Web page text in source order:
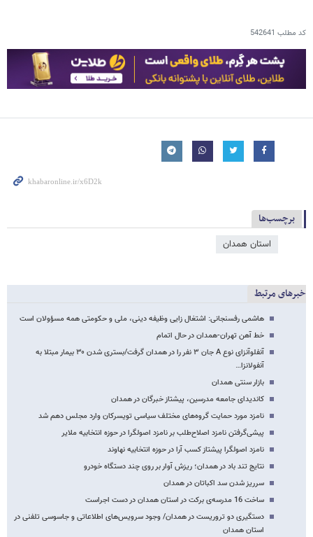
کد مطلب 542641
برچسب‌ها
استان همدان
خبرهای مرتبط
هاشمی رفسنجانی: اشتغال زایی وظیفه دینی، ملی و حکومتی همه مسؤولان است
خط آهن تهران-همدان در حال اتمام
آنفلوآنزای نوع A جان ۳ نفر را در همدان گرفت/بستری شدن ۳۰ بیمار مبتلا به
آنفولانزا…
بازار سنتی همدان
کاندیدای جامعه مدرسین، پیشتاز خبرگان در همدان
نامزد مورد حمایت گروه‌های مختلف سیاسی تویسرکان وارد مجلس دهم شد
پیشی‌گرفتن نامزد اصلاح‌طلب بر نامزد اصولگرا در حوزه انتخابیه ملایر
نامزد اصولگرا پیشتاز کسب آرا در حوزه انتخابیه نهاوند
نتایج تند باد در همدان؛ ریزش آوار بر روی چند دستگاه خودرو
سرریز شدن سد اکباتان در همدان
ساخت 16 مدرسه‌ی برکت در استان همدان در دست اجراست
دستگیری دو تروریست‌ در همدان/ وجود سرویس‌های اطلاعاتی و جاسوسی تلفنی در
استان همدان